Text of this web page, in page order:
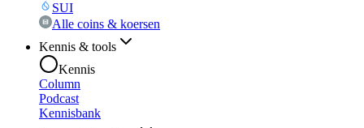
SUI
Alle coins & koersen
Kennis & tools
Kennis
Column
Podcast
Kennisbank